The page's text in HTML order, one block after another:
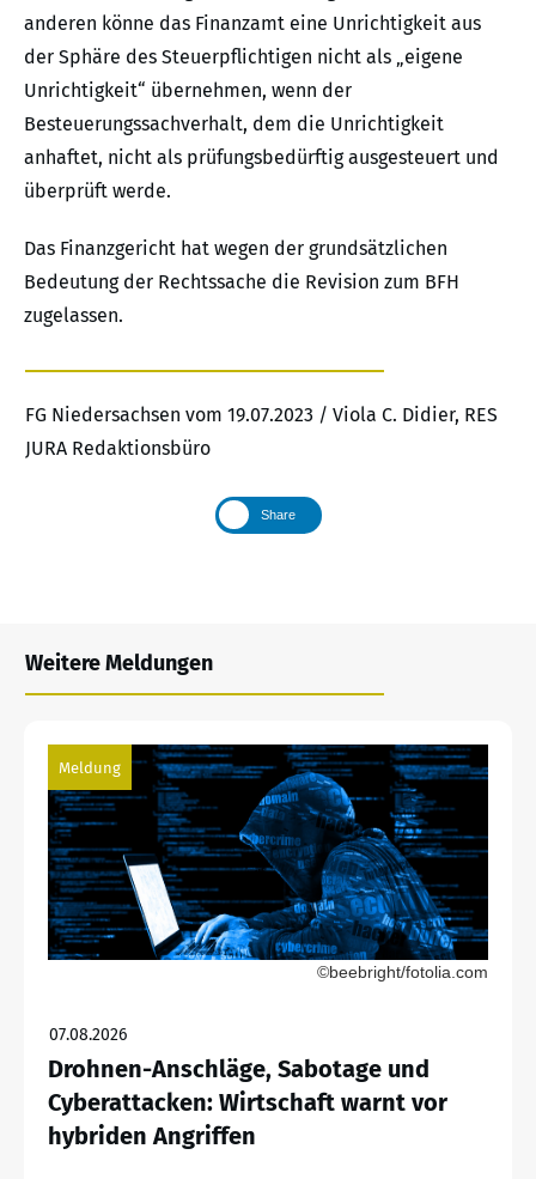
anderen könne das Finanzamt eine Unrichtigkeit aus
der Sphäre des Steuerpflichtigen nicht als „eigene
Unrichtigkeit“ übernehmen, wenn der
Besteuerungssachverhalt, dem die Unrichtigkeit
anhaftet, nicht als prüfungsbedürftig ausgesteuert und
überprüft werde.
Das Finanzgericht hat wegen der grundsätzlichen
Bedeutung der Rechtssache die Revision zum BFH
zugelassen.
FG Niedersachsen vom 19.07.2023 / Viola C. Didier, RES
JURA Redaktionsbüro
Share
Weitere Meldungen
Meldung
©beebright/fotolia.com
07.08.2026
Drohnen-Anschläge, Sabotage und
Cyberattacken: Wirtschaft warnt vor
hybriden Angriffen